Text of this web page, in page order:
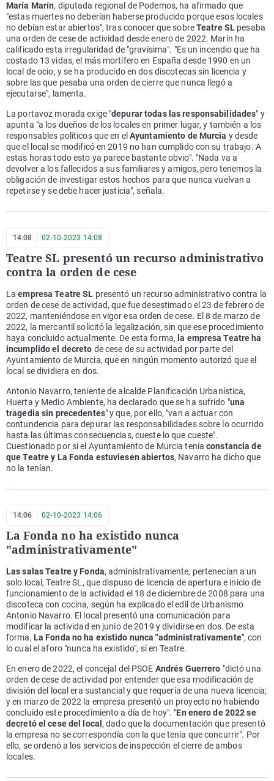
María Marín, diputada regional de Podemos, ha afirmado que
"estas muertes no deberían haberse producido porque esos locales
no debían estar abiertos", tras conocer que sobreTeatre SL pesaba
una orden de cese de actividad desde enero de 2022. Marín ha
calificado esta irregularidad de "gravísima". "Es un incendio que ha
costado 13 vidas, el más mortífero en España desde 1990 en un
local de ocio, y se ha producido en dos discotecas sin licencia y
sobre las que pesaba una orden de cierre que nunca llegó a
ejecutarse", lamenta.
La portavoz morada exige "depurar todas las responsabilidades" y
apunta "a los dueños de los locales en primer lugar, y también a los
responsables políticos que en el Ayuntamiento de Murcia y desde
que el local se modificó en 2019 no han cumplido con su trabajo. A
estas horas todo esto ya parece bastante obvio". "Nada va a
devolver a los fallecidos a sus familiares y amigos, pero tenemos la
obligación de investigar estos hechos para que nunca vuelvan a
repetirse y se debe hacer justicia", señala.
14:08 02-10-2023 14:08
Teatre SL presentó un recurso administrativo
contra la orden de cese
Laempresa Teatre SL presentó un recurso administrativo contra la
orden de cese de actividad, que fue desestimado el 23 de febrero de
2022, manteniéndose en vigor esa orden de cese. El 8 de marzo de
2022, la mercantil solicitó la legalización, sin que ese procedimiento
haya concluido actualmente. De esta forma, la empresa Teatre ha
incumplido el decreto de cese de su actividad por parte del
Ayuntamiento de Murcia, que en ningún momento autorizó que el
local se dividiera en dos.
Antonio Navarro, teniente de alcalde Planificación Urbanística,
Huerta y Medio Ambiente, ha declarado que se ha sufrido "una
tragedia sin precedentes" y que, por ello, "van a actuar con
contundencia para depurar las responsabilidades sobre lo ocurrido
hasta las últimas consecuencias, cueste lo que cueste".
Cuestionado por si el Ayuntamiento de Murcia teníaconstancia de
que Teatre y La Fonda estuviesen abiertos, Navarro ha dicho que
no la tenían.
14:06 02-10-2023 14:06
La Fonda no ha existido nunca
"administrativamente"
Las salas Teatre y Fonda, administrativamente, pertenecían a un
solo local, Teatre SL, que dispuso de licencia de apertura e inicio de
funcionamiento de la actividad el 18 de diciembre de 2008 para una
discoteca con cocina, según ha explicado el edil de Urbanismo
Antonio Navarro. El local presentó una comunicación para
modificar la actividad en junio de 2019 y dividirse en dos. De esta
forma, La Fonda no ha existido nunca "administrativamente", con
lo cual el aforo "nunca ha existido", sí en Teatre.
En enero de 2022, el concejal del PSOE Andrés Guerrero "dictó una
orden de cese de actividad por entender que esa modificación de
división del local era sustancial y que requería de una nueva licencia;
y en marzo de 2022 la empresa presentó un proyecto no habiendo
concluido este procedimiento a día de hoy". "En enero de 2022 se
decretó el cese del local , dado que la documentación que presentó
la empresa no se correspondía con la que tenía que concurrir". Por
ello, se ordenó a los servicios de inspección el cierre de ambos
locales.